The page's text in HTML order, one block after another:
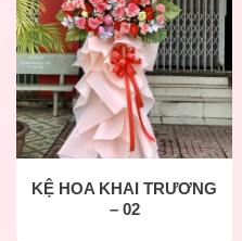
KỆ HOA KHAI TRƯƠNG
– 02